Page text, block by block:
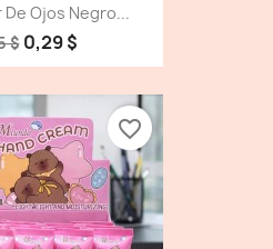
Ojos Negro...
$ 0,29 $
favorite_border